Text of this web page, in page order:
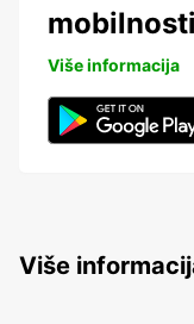
Više informacija
Više